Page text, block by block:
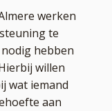
werken
te
hebben
willen
wat iemand
aan